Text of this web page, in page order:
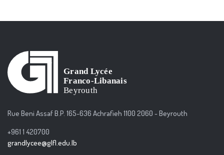
Rue Beni Assaf B.P. 165-636 Achrafieh 1100 2060 - Beyrouth
+961 1 420700
grandlycee@glfl.edu.lb